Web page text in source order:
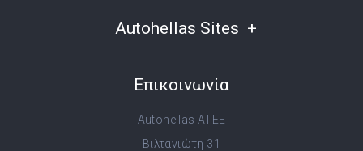
Autohellas Sites
Επικοινωνία
Autohellas ATEE
Βιλτανιώτη 31